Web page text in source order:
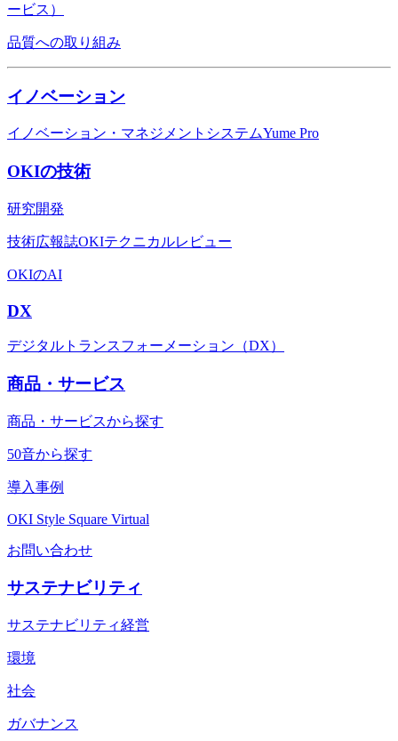
ービス）
品質への取り組み
イノベーション
イノベーション・マネジメントシステムYume Pro
OKIの技術
研究開発
技術広報誌OKIテクニカルレビュー
OKIのAI
DX
デジタルトランスフォーメーション（DX）
商品・サービス
商品・サービスから探す
50音から探す
導入事例
OKI Style Square Virtual
お問い合わせ
サステナビリティ
サステナビリティ経営
環境
社会
ガバナンス